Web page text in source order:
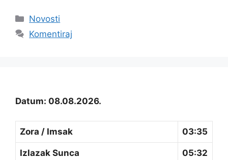
Kategorije
Novosti
Komentiraj
Datum: 08.08.2026.
Zora / Imsak 03:35
Izlazak Sunca 05:32